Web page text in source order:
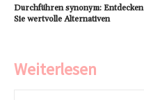
Durchführen synonym: Entdecken
Sie wertvolle Alternativen
Weiterlesen